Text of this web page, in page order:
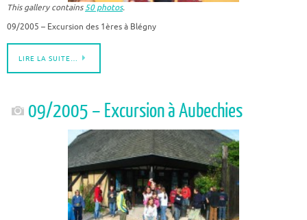
This gallery contains 50 photos.
09/2005 – Excursion des 1ères à Blégny
LIRE LA SUITE…
09/2005 – Excursion à Aubechies